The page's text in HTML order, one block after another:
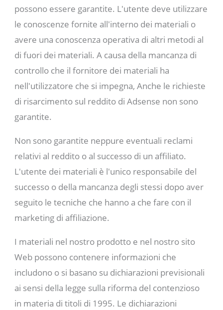
possono essere garantite. L'utente deve utilizzare
le conoscenze fornite all'interno dei materiali o
avere una conoscenza operativa di altri metodi al
di fuori dei materiali. A causa della mancanza di
controllo che il fornitore dei materiali ha
nell'utilizzatore che si impegna, Anche le richieste
di risarcimento sul reddito di Adsense non sono
garantite.
Non sono garantite neppure eventuali reclami
relativi al reddito o al successo di un affiliato.
L'utente dei materiali è l'unico responsabile del
successo o della mancanza degli stessi dopo aver
seguito le tecniche che hanno a che fare con il
marketing di affiliazione.
I materiali nel nostro prodotto e nel nostro sito
Web possono contenere informazioni che
includono o si basano su dichiarazioni previsionali
ai sensi della legge sulla riforma del contenzioso
in materia di titoli di 1995. Le dichiarazioni